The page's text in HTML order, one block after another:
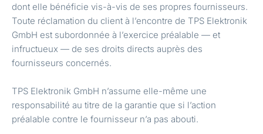
dont elle bénéficie vis-à-vis de ses propres fournisseurs.
Toute réclamation du client à l’encontre de TPS Elektronik
GmbH est subordonnée à l’exercice préalable — et
infructueux — de ses droits directs auprès des
fournisseurs concernés.
TPS Elektronik GmbH n’assume elle-même une
responsabilité au titre de la garantie que si l’action
préalable contre le fournisseur n’a pas abouti.